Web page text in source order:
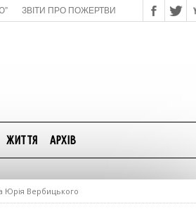
ЗВІТИ ПРО ПОЖЕРТВИ
ЖИТТЯ АРХІВ
Юрія Вербицького